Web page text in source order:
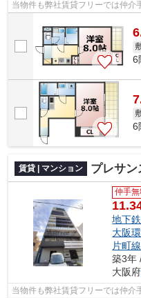
当物件も弊社賃貸フリーでは仲介
6
6
賃貸 | マンション プレサンス
仲手
地下
大阪
片町線
築3年
大阪府
当物件も弊社賃貸フリーでは仲介